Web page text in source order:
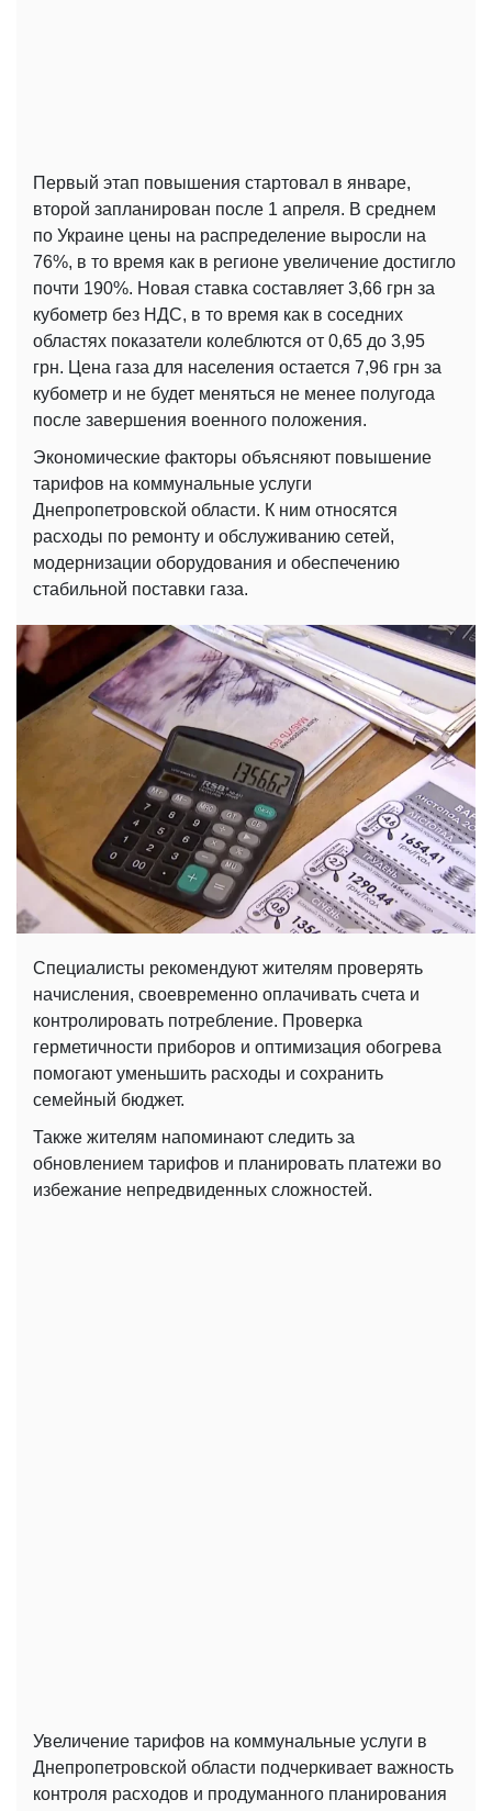
Первый этап повышения стартовал в январе,
второй запланирован после 1 апреля. В среднем
по Украине цены на распределение выросли на
76%, в то время как в регионе увеличение достигло
почти 190%. Новая ставка составляет 3,66 грн за
кубометр без НДС, в то время как в соседних
областях показатели колеблются от 0,65 до 3,95
грн. Цена газа для населения остается 7,96 грн за
кубометр и не будет меняться не менее полугода
после завершения военного положения.
Экономические факторы объясняют повышение
тарифов на коммунальные услуги
Днепропетровской области. К ним относятся
расходы по ремонту и обслуживанию сетей,
модернизации оборудования и обеспечению
стабильной поставки газа.
Специалисты рекомендуют жителям проверять
начисления, своевременно оплачивать счета и
контролировать потребление. Проверка
герметичности приборов и оптимизация обогрева
помогают уменьшить расходы и сохранить
семейный бюджет.
Также жителям напоминают следить за
обновлением тарифов и планировать платежи во
избежание непредвиденных сложностей.
Увеличение тарифов на коммунальные услуги в
Днепропетровской области подчеркивает важность
контроля расходов и продуманного планирования